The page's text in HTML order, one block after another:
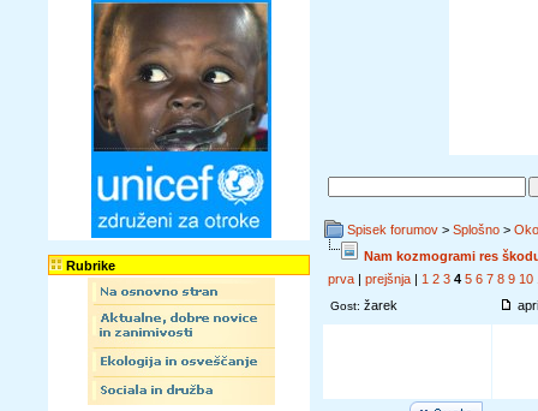
Rubrike
Spisek forumov > Splošno >
Nam kozmogrami res
prva | prejšnja | 1 2 3 4 5 6 7 8 9 10
Gost: žarek